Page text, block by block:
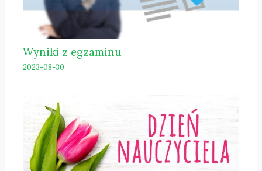
Wyniki z egzaminu
2023-08-30